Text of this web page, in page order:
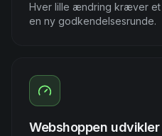
Hver lille ændring kræver et
en ny godkendelsesrunde.
Webshoppen